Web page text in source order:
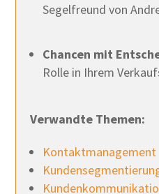
Segelfreund von
Chancen mit
Rolle in Ihrem
Verwandte Themen:
Kontaktmanagement